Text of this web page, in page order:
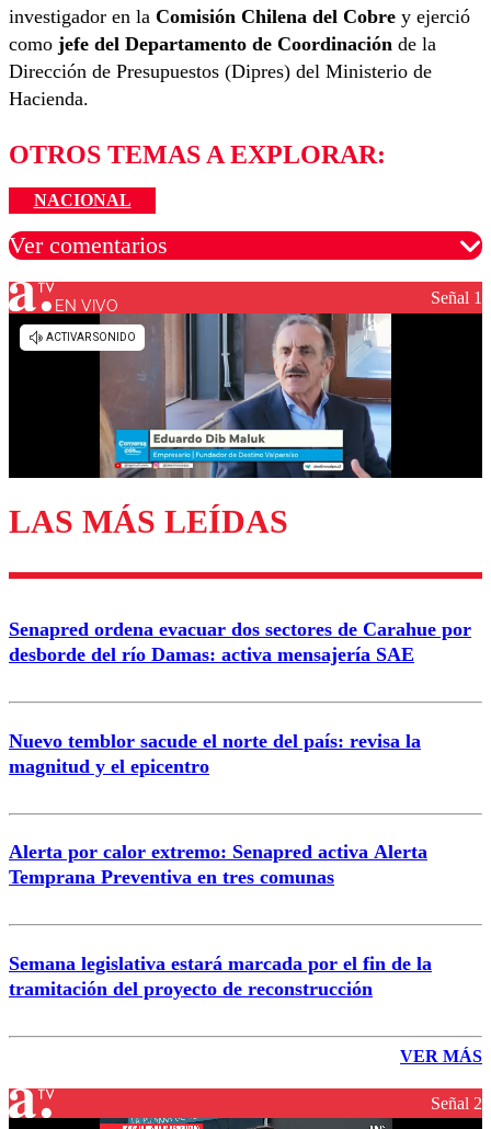
investigador en la Comisión Chilena del Cobre y ejerció
como jefe del Departamento de Coordinación de la
Dirección de Presupuestos (Dipres) del Ministerio de
Hacienda.
OTROS TEMAS A EXPLORAR:
NACIONAL
Ver comentarios
Los comentarios son moderados para garantizar un
diálogo respetuoso.
Enviar comentario
EN VIVO Señal 1
LAS MÁS LEÍDAS
Senapred ordena evacuar dos sectores de Carahue por
desborde del río Damas: activa mensajería SAE
Nuevo temblor sacude el norte del país: revisa la
magnitud y el epicentro
Alerta por calor extremo: Senapred activa Alerta
Temprana Preventiva en tres comunas
Semana legislativa estará marcada por el fin de la
tramitación del proyecto de reconstrucción
VER MÁS
Señal 2